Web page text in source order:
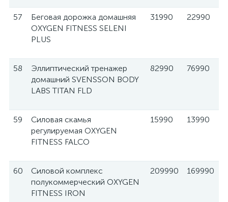
57
Беговая дорожка домашняя
OXYGEN FITNESS SELENI
PLUS
31990 22990
58
Эллиптический тренажер
домашний SVENSSON BODY
LABS TITAN FLD
82990 76990
59
Силовая скамья
регулируемая OXYGEN
FITNESS FALCO
15990 13990
60
Силовой комплекс
полукоммерческий OXYGEN
FITNESS IRON
209990 169990